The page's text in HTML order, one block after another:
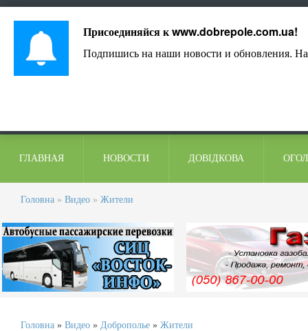
ГЛАВНАЯ НОВОСТИ ДОВІДКОВА
Головна » Видео » Жители
Головна » Видео » Доброполье » Жители
Присоединяйся кwww.dobrepole.com.ua!
Подпишись на наши новости и обновления.